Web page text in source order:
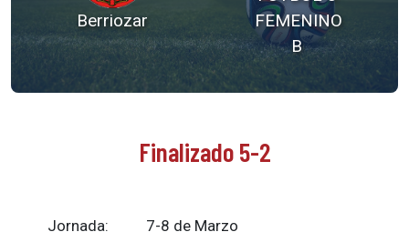
Berriozar
FEMENINO
B
Finalizado 5-2
Jornada:
7-8 de Marzo